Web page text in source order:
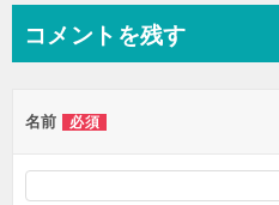
ンコメントを残す
名前 必須